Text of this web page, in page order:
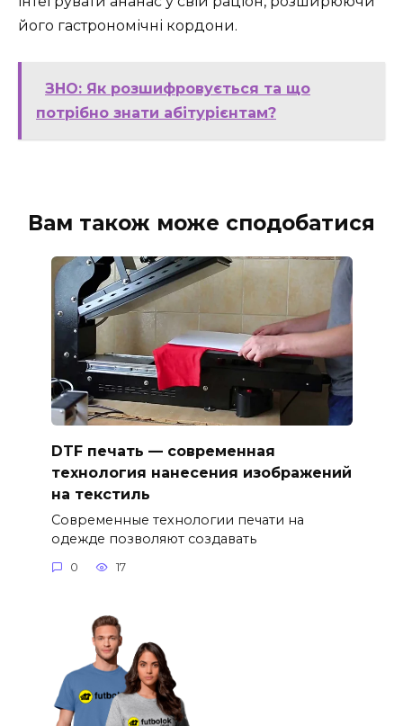
його гастрономічні кордони.
ЗНО: Як розшифровується та що
потрібно знати абітурієнтам?
Вам також може сподобатися
DTF печать — современная
технология нанесения изображений
на текстиль
Современные технологии печати на
одежде позволяют создавать
0 17